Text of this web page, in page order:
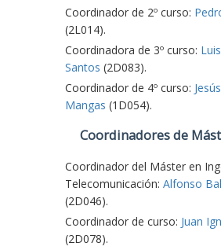
Coordinador de 2º curso:
(2L014).
Coordinadora de 3º curso:
Santos (2D083).
Coordinador de 4º curso:
Mangas (1D054).
Coordinadores de
Coordinador del Máster en
Telecomunicación: Alfonso
(2D046).
Coordinador de curso: Juan
(2D078).